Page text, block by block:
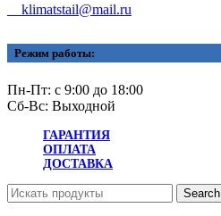
klimatstail@mail.ru
Режим работы:
Пн-Пт: с 9:00 до 18:00
Сб-Вс: Выходной
ГАРАНТИЯ
ОПЛАТА
ДОСТАВКА
Search